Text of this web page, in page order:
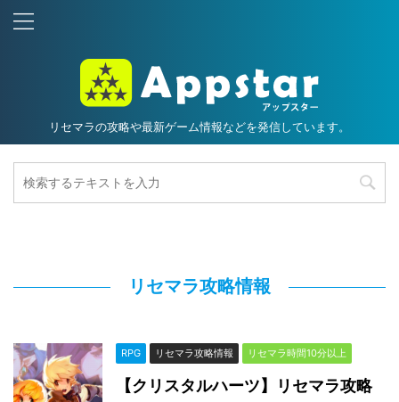
リセマラの攻略や最新ゲーム情報などを発信しています。
リセマラ攻略情報
RPG リセマラ攻略情報 リセマラ時間10分以上
【クリスタルハーツ】リセマラ攻略